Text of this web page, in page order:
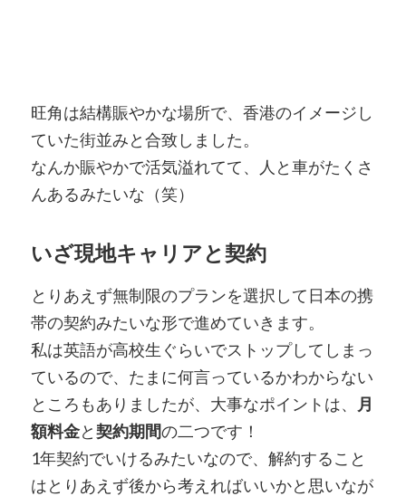
旺角は結構賑やかな場所で、香港のイメージし
ていた街並みと合致しました。
なんか賑やかで活気溢れてて、人と車がたくさ
んあるみたいな（笑）
いざ現地キャリアと契約
とりあえず無制限のプランを選択して日本の携
帯の契約みたいな形で進めていきます。
私は英語が高校生ぐらいでストップしてしまっ
ているので、たまに何言っているかわからない
ところもありましたが、大事なポイントは、
月
額料金と契約期間の二つです！
1年契約でいけるみたいなので、解約すること
はとりあえず後から考えればいいかと思いなが